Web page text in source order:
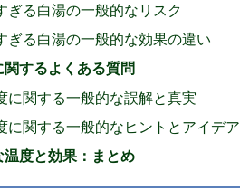
ぎる白湯の一般的なリスク
ぎる白湯の一般的な効果の違い
するよくある質問
に関する一般的な誤解と真実
に関する一般的なヒントとアイデア
温度と効果：まとめ